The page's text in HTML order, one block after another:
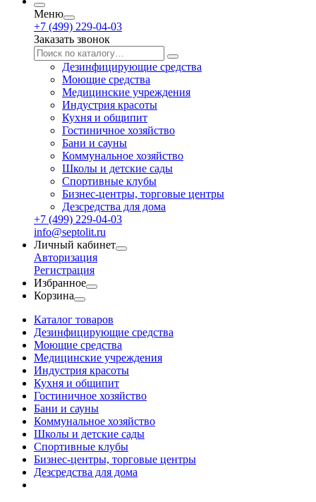
Меню
+7 (499) 229-04-03
Заказать звонок
Дезинфицирующие средства
Моющие средства
Медицинские учреждения
Индустрия красоты
Кухня и общипит
Гостиничное хозяйство
Бани и сауны
Коммунальное хозяйство
Школы и детские сады
Спортивные клубы
Бизнес-центры, торговые центры
Дезсредства для дома
+7 (499) 229-04-03
info@septolit.ru
Личный кабинет
Авторизация
Регистрация
Избранное
Корзина
Каталог товаров
Дезинфицирующие средства
Моющие средства
Медицинские учреждения
Индустрия красоты
Кухня и общипит
Гостиничное хозяйство
Бани и сауны
Коммунальное хозяйство
Школы и детские сады
Спортивные клубы
Бизнес-центры, торговые центры
Дезсредства для дома